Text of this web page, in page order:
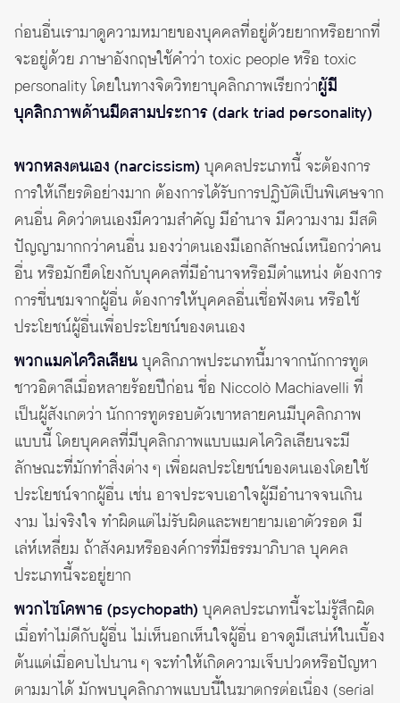
ก่อนอื่นเรามาดูความหมายของบุคคลที่อยู่ด้วยยากหรือยากที่
จะอยู่ด้วย ภาษาอังกฤษใช้คำว่า toxic people หรือ toxic
personality โดยในทางจิตวิทยาบุคลิกภาพเรียกว่าผู้มี
บุคลิกภาพด้านมืดสามประการ (dark triad personality)
พวกหลงตนเอง (narcissism) บุคคลประเภทนี้ จะต้องการ
การให้เกียรติอย่างมาก ต้องการได้รับการปฏิบัติเป็นพิเศษจาก
คนอื่น คิดว่าตนเองมีความสำคัญ มีอำนาจ มีความงาม มีสติ
ปัญญามากกว่าคนอื่น มองว่าตนเองมีเอกลักษณ์เหนือกว่าคน
อื่น หรือมักยึดโยงกับบุคคลที่มีอำนาจหรือมีตำแหน่ง ต้องการ
การชื่นชมจากผู้อื่น ต้องการให้บุคคลอื่นเชื่อฟังตน หรือใช้
ประโยชน์ผู้อื่นเพื่อประโยชน์ของตนเอง
พวกแมคไควิลเลียนบุคลิกภาพประเภทนี้มาจากนักการทูต
ชาวอิตาลีเมื่อหลายร้อยปีก่อน ชื่อ Niccolò Machiavelli ที่
เป็นผู้สังเกตว่า นักการทูตรอบตัวเขาหลายคนมีบุคลิกภาพ
แบบนี้ โดยบุคคลที่มีบุคลิกภาพแบบแมคไควิลเลียนจะมี
ลักษณะที่มักทำสิ่งต่าง ๆ เพื่อผลประโยชน์ของตนเองโดยใช้
ประโยชน์จากผู้อื่น เช่น อาจประจบเอาใจผู้มีอำนาจจนเกิน
งาม ไม่จริงใจ ทำผิดแต่ไม่รับผิดและพยายามเอาตัวรอด มี
เล่ห์เหลี่ยม ถ้าสังคมหรือองค์การที่มีธรรมาภิบาล บุคคล
ประเภทนี้จะอยู่ยาก
พวกไซโคพาธ (psychopath) บุคคลประเภทนี้จะไม่รู้สึกผิด
เมื่อทำไม่ดีกับผู้อื่น ไม่เห็นอกเห็นใจผู้อื่น อาจดูมีเสน่ห์ในเบื้อง
ต้นแต่เมื่อคบไปนาน ๆ จะทำให้เกิดความเจ็บปวดหรือปัญหา
ตามมาได้ มักพบบุคลิกภาพแบบนี้ในฆาตกรต่อเนื่อง (serial